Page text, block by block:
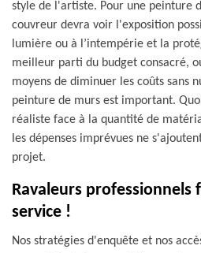
style de l'artiste. Pour une peinture
couvreur devra voir l'exposition
lumière ou à l’intempérie et la
meilleur parti du budget consacré,
moyens de diminuer les coûts sans
peinture de murs est important.
réaliste face à la quantité de
les dépenses imprévues ne
projet.
Ravaleurs professionnels
service !
Nos stratégies d'enquête et nos